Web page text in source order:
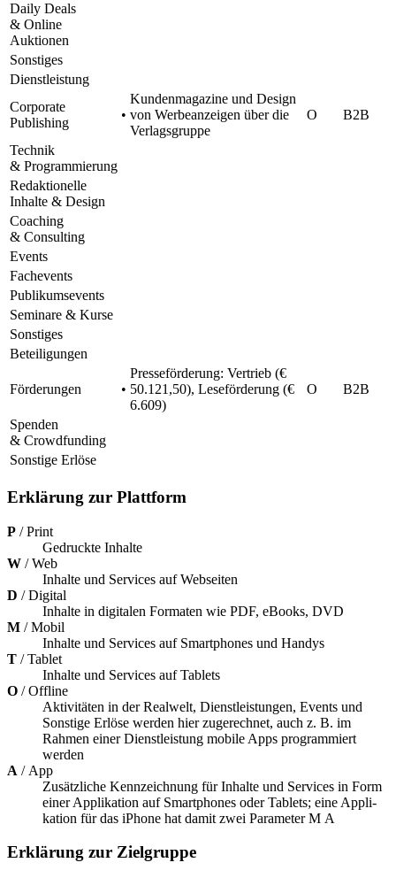
Daily Deals
& Online
Auktionen
Sons­ti­ges
Dienst­leis­tung
Corpo­rate
Publishing
•
Kunden­ma­ga­zine und Design
von Werbe­an­zei­gen über die
Verlagsgruppe
O B2B
Tech­nik
& Programmierung
Redak­tio­nelle
Inhalte & Design
Coaching
& Consulting
Events
Fache­vents
Publi­kum­se­vents
Semi­nare & Kurse
Sons­ti­ges
Betei­li­gun­gen
Förde­run­gen •
Pres­se­för­de­rung: Vertrieb (€
50.121,50), Lese­för­de­rung (€
6.609)
O B2B
Spen­den
& Crowdfunding
Sons­tige Erlöse
Erklärung zur Plattform
P / Print
Gedruckte Inhalte
W / Web
Inhalte und Services auf Webseiten
D / Digital
Inhalte in digi­ta­len Forma­ten wie PDF, eBooks, DVD
M / Mobil
Inhalte und Services auf Smart­pho­nes und Handys
T / Tablet
Inhalte und Services auf Tablets
O / Offline
Akti­vi­tä­ten in der Real­welt, Dienst­leis­tun­gen, Events und
Sons­tige Erlöse werden hier zuge­rech­net, auch z. B. im
Rahmen einer Dienst­leis­tung mobile Apps program­miert
werden
A / App
Zusätz­li­che Kenn­zeich­nung für Inhalte und Services in Form
einer Appli­ka­tion auf Smart­pho­nes oder Tablets; eine Appli­
ka­tion für das iPhone hat damit zwei Para­me­ter M A
Erklärung zur Zielgruppe